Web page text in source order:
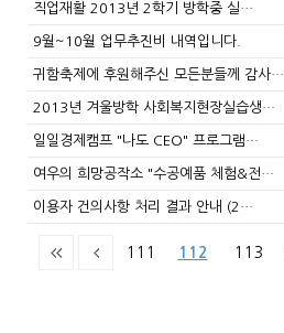
직업재활 2013년 2학기 방학중 실…
9월~10월 업무추진비 내역입니다.
귀함축제에 후원해주신 모든분들께 감사…
2013년 겨울방학 사회복지현장실습생…
일일경제캠프 "나도 CEO" 프로그램…
여우의 희망공작소 "수공예품 체험&전…
이용자 건의사항 처리 결과 안내 (2…
111 112 113